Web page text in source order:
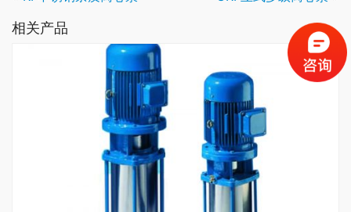
相关产品